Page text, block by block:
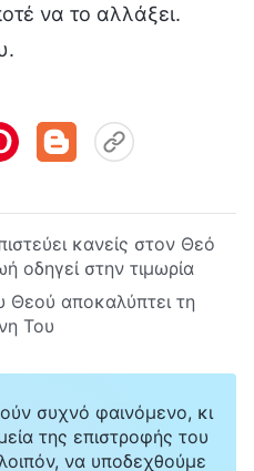
να το αλλάξει.
κανείς στον Θεό
οδηγεί στην τιμωρία
αποκαλύπτει τη
Του
συχνό φαινόμενο, κι
της επιστροφής του
να υποδεχθούμε